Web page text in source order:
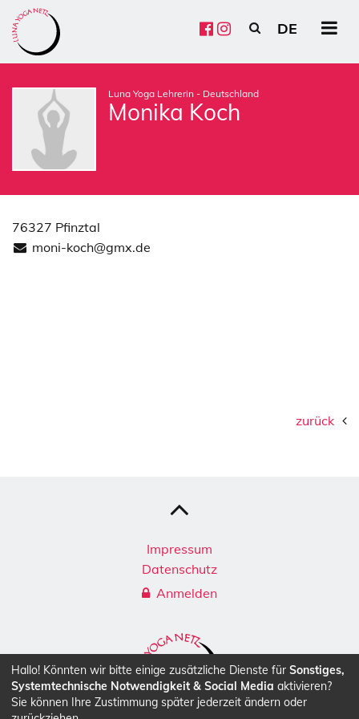
DE
Luna Yoga Lehrerin - Deutschland
Monika Koch
76327 Pfinztal
moni-koch@gmx.de
zurück
Impressum
Datenschutz
Anmelden
Hallo! Könnten wir bitte einige zusätzliche Dienste für Sonstiges,
Systemtechnische Notwendigkeit & Social Media aktivieren?
Sie können Ihre Zustimmung später jederzeit ändern oder